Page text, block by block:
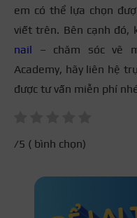
em có thể lựa chọn
viết trên. Bên cạnh đó,
nail – chăm sóc vẽ
Academy, hãy liên hệ
được tư vấn miễn phí
/5 ( bình chọn)